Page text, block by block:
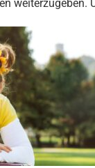
weiterzugeben.